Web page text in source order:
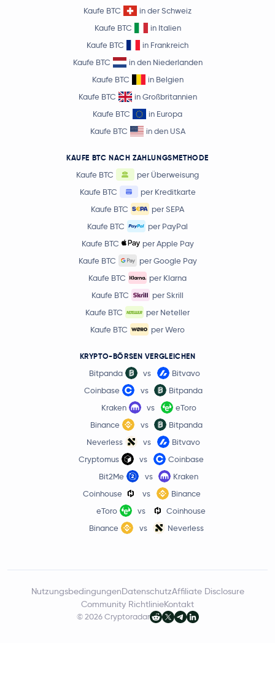
Kaufe BTC
in der Schweiz
Kaufe BTC
in Italien
Kaufe BTC
in Frankreich
Kaufe BTC
in den Niederlanden
Kaufe BTC
in Belgien
Kaufe BTC
in Großbritannien
Kaufe BTC
in Europa
Kaufe BTC
in den USA
KAUFE BTC NACH ZAHLUNGSMETHODE
Kaufe BTC
per Überweisung
Kaufe BTC
per Kreditkarte
Kaufe BTC
per SEPA
Kaufe BTC
per PayPal
Kaufe BTC
per Apple Pay
Kaufe BTC
per Google Pay
Kaufe BTC
per Klarna
Kaufe BTC
per Skrill
Kaufe BTC
per Neteller
Kaufe BTC
per Wero
KRYPTO-BÖRSEN VERGLEICHEN
Bitpanda vs
Bitvavo
Coinbase
vs
Bitpanda
Kraken
vs
eToro
Binance
vs
Bitpanda
Neverless
vs
Bitvavo
Cryptomus
vs
Coinbase
Bit2Me
vs
Kraken
Coinhouse
vs
Binance
eToro
vs
Coinhouse
Binance
vs Neverless
© 2026 Cryptoradar
NutzungsbedingungenDatenschutzAffiliate Disclosure
Community RichtlinieKontakt